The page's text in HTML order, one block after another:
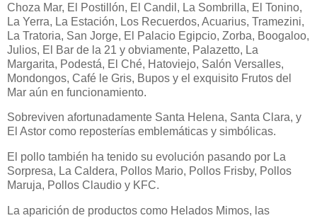
Choza Mar, El Postillón, El Candil, La Sombrilla, El Tonino,
La Yerra, La Estación, Los Recuerdos, Acuarius, Tramezini,
La Tratoria, San Jorge, El Palacio Egipcio, Zorba, Boogaloo,
Julios, El Bar de la 21 y obviamente, Palazetto, La
Margarita, Podestá, El Ché, Hatoviejo, Salón Versalles,
Mondongos, Café le Gris, Bupos y el exquisito Frutos del
Mar aún en funcionamiento.
Sobreviven afortunadamente Santa Helena, Santa Clara, y
El Astor como reposterías emblemáticas y simbólicas.
El pollo también ha tenido su evolución pasando por La
Sorpresa, La Caldera, Pollos Mario, Pollos Frisby, Pollos
Maruja, Pollos Claudio y KFC.
La aparición de productos como Helados Mimos, las